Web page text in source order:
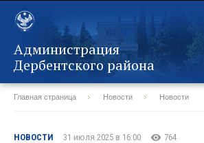
Администрация
Дербентского района
Главная страница Новости Новости
НОВОСТИ 31 июля 2025 в 16:00 764